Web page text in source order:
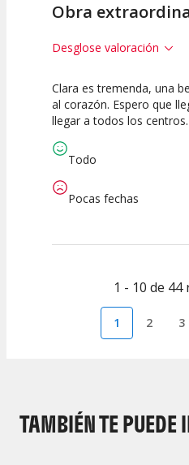
Obra
Desglose valoración
10
Calidad del
10
Puesta en
Clara es tremenda, una
al corazón. Espero que
llegar a todos los centros.
Todo
Pocas fechas
1 - 10 de
1 2 3
TAMBIÉN TE PUEDE